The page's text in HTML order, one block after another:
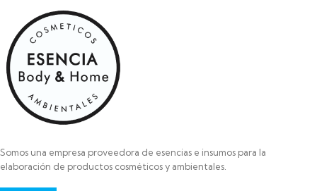
Somos una empresa proveedora de esencias e insumos para la
elaboración de productos cosméticos y ambientales.